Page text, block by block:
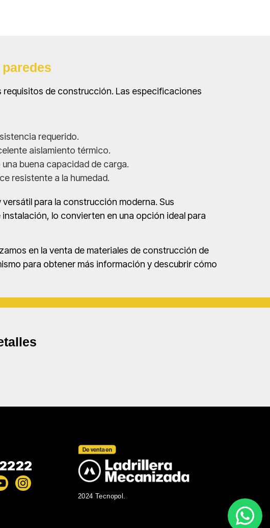
requisitos de construcción. Las especificaciones
requerido.
aislamiento térmico.
buena capacidad de carga.
resistente a la humedad.
para la construcción moderna. Sus
lo convierten en una opción ideal para
en la venta de materiales de construcción de
para obtener más información y descubrir cómo
2024 Tecnopol.